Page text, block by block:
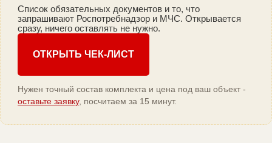
Список обязательных документов и то, что
запрашивают Роспотребнадзор и МЧС. Открывается
сразу, ничего оставлять не нужно.
ОТКРЫТЬ ЧЕК-ЛИСТ
Нужен точный состав комплекта и цена под ваш объект -
оставьте заявку, посчитаем за 15 минут.